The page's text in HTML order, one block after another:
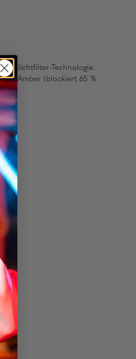
Technologie.
Amber (blockiert 65 %